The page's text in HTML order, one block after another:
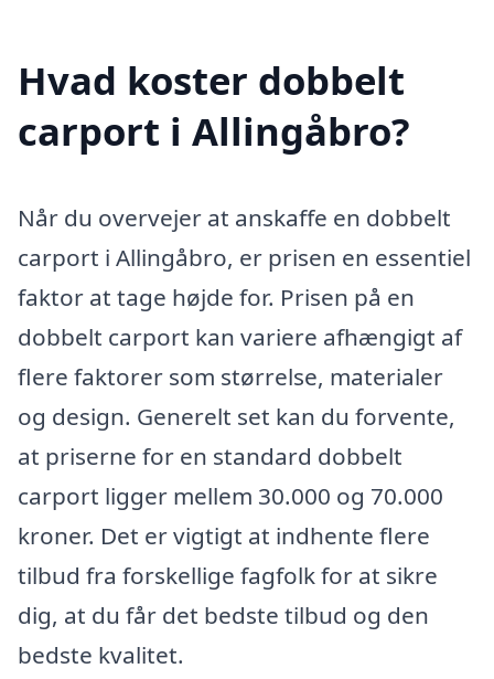
Hvad koster dobbelt
carport i Allingåbro?
Når du overvejer at anskaffe en dobbelt
carport i Allingåbro, er prisen en essentiel
faktor at tage højde for. Prisen på en
dobbelt carport kan variere afhængigt af
flere faktorer som størrelse, materialer
og design. Generelt set kan du forvente,
at priserne for en standard dobbelt
carport ligger mellem 30.000 og 70.000
kroner. Det er vigtigt at indhente flere
tilbud fra forskellige fagfolk for at sikre
dig, at du får det bedste tilbud og den
bedste kvalitet.